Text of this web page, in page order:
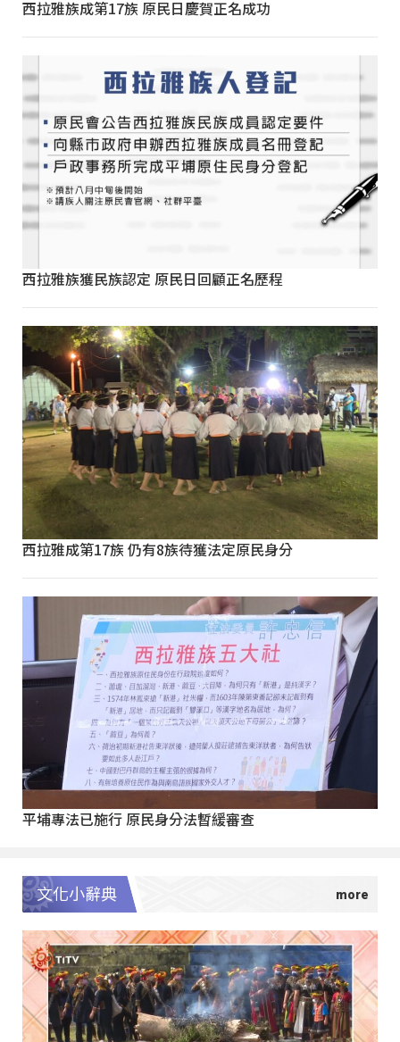
西拉雅族成第17族 原民日慶賀正名成功
西拉雅族獲民族認定 原民日回顧正名歷程
西拉雅成第17族 仍有8族待獲法定原民身分
平埔專法已施行 原民身分法暫緩審查
文化小辭典